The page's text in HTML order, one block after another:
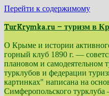
Перейти к содержимому
TurKrymka.ru — туризм в
О Крыме и истории
горный клуб 1890 г. —
плановом и самодеятельном
турклубов и федерации
картинках" написана на
Симферопольского